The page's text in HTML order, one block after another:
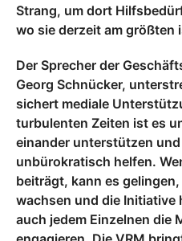
Strang, um dort
wo sie derzeit am größten
Der Sprecher der
Georg Schnücker,
sichert mediale
turbulenten Zeiten ist es
einander unterstützen
unbürokratisch helfen.
beiträgt, kann es
wachsen und die
auch jedem Einzelnen die